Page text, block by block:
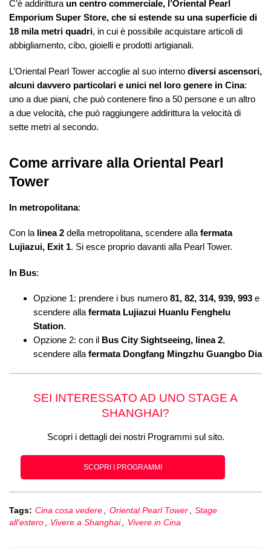
C’è addirittura un centro commerciale, l’Oriental Pearl
Emporium Super Store, che si estende su una superficie di
18 mila metri quadri, in cui è possibile acquistare articoli di
abbigliamento, cibo, gioielli e prodotti artigianali.
L’Oriental Pearl Tower accoglie al suo interno diversi ascensori,
alcuni davvero particolari e unici nel loro genere in Cina:
uno a due piani, che può contenere fino a 50 persone e un altro
a due velocità, che può raggiungere addirittura la velocità di
sette metri al secondo.
Come arrivare alla Oriental Pearl
Tower
In metropolitana:
Con la linea 2 della metropolitana, scendere alla fermata
Lujiazui, Exit 1. Si esce proprio davanti alla Pearl Tower.
In Bus:
Opzione 1: prendere i bus numero 81, 82, 314, 939, 993 e
scendere alla fermata Lujiazui Huanlu Fenghelu
Station.
Opzione 2: con il Bus City Sightseeing, linea 2,
scendere alla fermata Dongfang Mingzhu Guangbo Dia
SEI INTERESSATO AD UNO STAGE A
SHANGHAI?
Scopri i dettagli dei nostri Programmi sul sito.
SCOPRI I PROGRAMMI
Tags: Cina cosa vedere , Oriental Pearl Tower , Stage
all'estero , Vivere a Shanghai, Vivere in Cina